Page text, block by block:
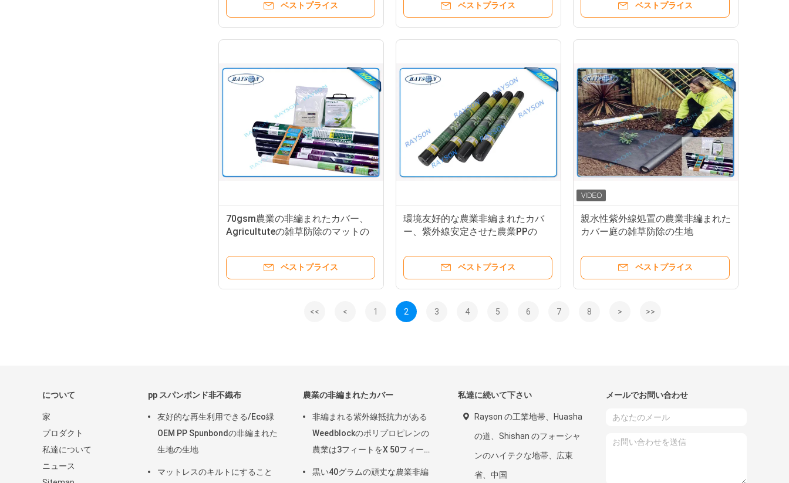
ベストプライス ベストプライス ベストプライス
70gsm農業の非編まれたカバー、
Agricultuteの雑草防除のマットの
ベストプライス
環境友好的な農業非編まれたカバ
ー、紫外線安定させた農業PPの
ベストプライス
親水性紫外線処置の農業非編まれた
カバー庭の雑草防除の生地
ベストプライス
<< < 1 2 3 4 5 6 7 8 > >>
について
家
プロダクト
私達について
ニュース
pp スパンボンド非不織布
友好的な再生利用できる/Eco緑
OEM PP Spunbondの非編まれた
生地の生地
マットレスのキルトにすること
農業の非編まれたカバー
非編まれる紫外線抵抗力がある
Weedblockのポリプロピレンの
農業は3フィートをX 50フィート
黒い40グラムの頑丈な農業非編
私達に続いて下さい
Rayson の工業地帯、Huasha
の道、Shishan のフォーシャ
ンのハイテクな地帯、広東
省、中国
メールでお問い合わせ